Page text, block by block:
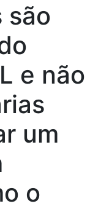
são
e não
um
o